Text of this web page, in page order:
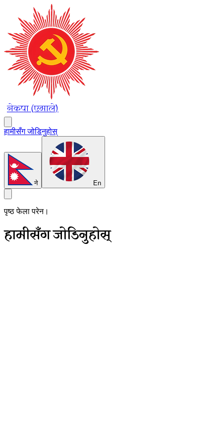
नेकपा (एमाले)
हामीसँग जोडिनुहोस्
ने En
पृष्ठ फेला परेन।
हामीसँग जोडिनुहोस्